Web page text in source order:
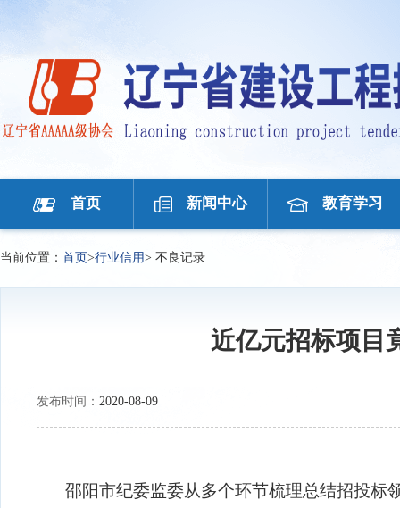
首页 新闻中心 教育学习
当前位置： 首页>行业信用> 不良记录
近亿元招标项目
发布时间： 2020-08-09